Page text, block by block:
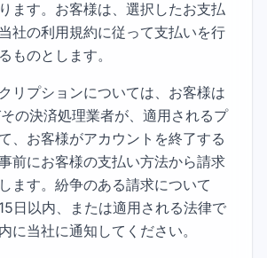
ます。お客様は、選択したお支払
社の利用規約に従って支払いを行
ものとします。
リプションについては、お客様は
の決済処理業者が、適用されるプ
、お客様がアカウントを終了する
前にお客様の支払い方法から請求
ます。紛争のある請求について
日以内、または適用される法律で
に当社に通知してください。